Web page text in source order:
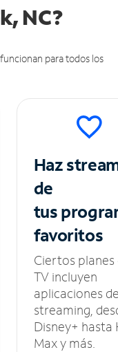
NC?
para todos los
Haz
de
tus
favoritos
Ciertos planes
TV incluyen
aplicaciones
streaming,
Disney+ hasta
Max y más.